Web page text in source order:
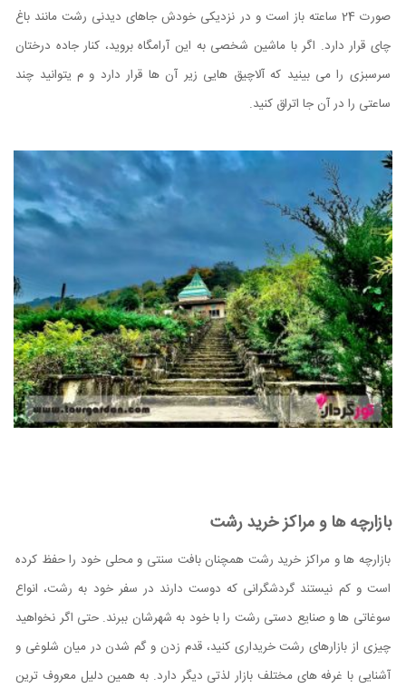
صورت 24 ساعته باز است و در نزدیکی خودش جاهای دیدنی رشت مانند باغ
چای قرار دارد. اگر با ماشین شخصی به این آرامگاه بروید، کنار جاده درختان
سرسبزی را می بینید که آلاچیق هایی زیر آن ها قرار دارد و م یتوانید چند
ساعتی را در آن جا اتراق کنید.
بازارچه ها و مراکز خرید رشت
بازارچه ها و مراکز خرید رشت همچنان بافت سنتی و محلی خود را حفظ کرده
است و کم نیستند گردشگرانی که دوست دارند در سفر خود به رشت، انواع
سوغاتی ها و صنایع دستی رشت را با خود به شهرشان ببرند. حتی اگر نخواهید
چیزی از بازارهای رشت خریداری کنید، قدم زدن و گم شدن در میان شلوغی و
آشنایی با غرفه های مختلف بازار لذتی دیگر دارد. به همین دلیل معروف ترین